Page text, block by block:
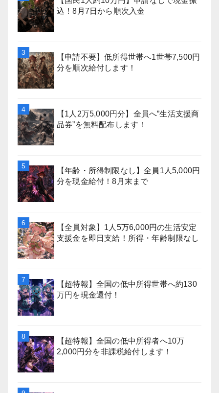
込！8月7日から順次入金
【申請不要】低所得世帯へ1世帯7,500円
分を順次給付します！
【1人2万5,000円分】全員へ”生活支援商
品券”を無料配布します！
【年齢・所得制限なし】全員1人5,000円
分を現金給付！8月末まで
【全員対象】1人5万6,000円の生活安定
支援金を即日支給！所得・年齢制限なし
【超特報】全国の低中所得世帯へ約130
万円を現金還付！
【超特報】全国の低中所得者へ10万
2,000円分を非課税給付します！